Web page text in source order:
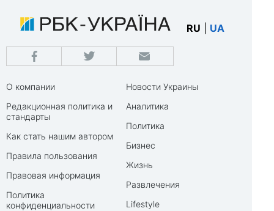
RU UA
О компании
Редакционная политика и
стандарты
Как стать нашим автором
Правила пользования
Правовая информация
Политика
конфиденциальности
Новости Украины
Аналитика
Политика
Бизнес
Жизнь
Развлечения
Lifestyle